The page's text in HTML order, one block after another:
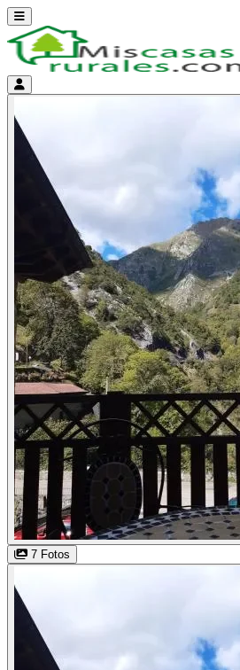
Abrir menú
Menú de cuenta
7 Fotos